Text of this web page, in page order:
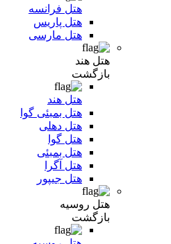
هتل فرانسه
هتل پاریس
هتل مارسی
هتل هند
بازگشت
هتل هند
هتل بمبئی گوا
هتل دهلی
هتل گوا
هتل بمبئی
هتل آگرا
هتل جیپور
هتل روسیه
بازگشت